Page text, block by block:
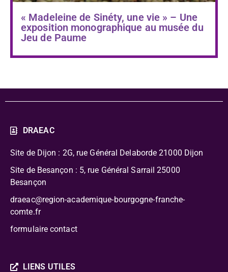
« Madeleine de Sinéty, une vie » – Une
exposition monographique au musée du
Jeu de Paume
DRAEAC
Site de Dijon : 2G, rue Général Delaborde 21000 Dijon
Site de Besançon : 5, rue Général Sarrail 25000
Besançon
draeac@region-academique-bourgogne-franche-
comte.fr
formulaire contact
LIENS UTILES